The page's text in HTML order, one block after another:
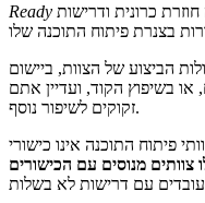
Ready
הביצוע של הצוות, ביישום
בשיפוץ הקוד, ועדיין אתם
זקוקים לשיפור נוסף.
פיתוח התוכנה אינו כישורי
צוותים מנוסים עם הכישורים